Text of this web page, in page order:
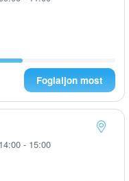
Foglaljon most
- 15:00